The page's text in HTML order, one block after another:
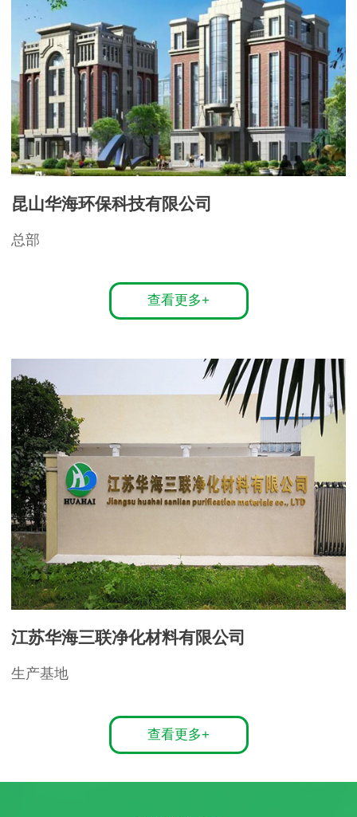
昆山华海环保科技有限公司
总部
查看更多+
江苏华海三联净化材料有限公司
生产基地
查看更多+